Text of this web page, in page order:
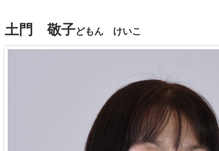
土門 敬子どもん けいこ